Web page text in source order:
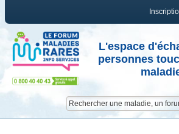
L'espace
personnes